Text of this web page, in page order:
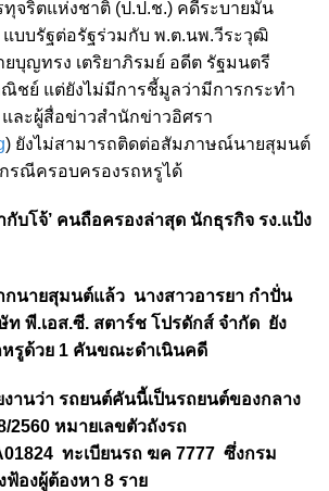
จริตแห่งชาติ (ป.ป.ช.) คดีระบายมัน
แบบรัฐต่อรัฐร่วมกับ พ.ต.นพ.วีระวุฒิ
บุญทรง เตริยาภิรมย์ อดีต รัฐมนตรี
ณิชย์ แต่ยังไม่มีการชี้มูลว่ามีการกระทำ
ละผู้สื่อข่าวสำนักข่าวอิศรา
) ยังไม่สามารถติดต่อสัมภาษณ์นายสุมนต์
รณีครอบครองรถหรูได้
กับโจ้’ คนถือครองล่าสุด นักธุรกิจ รง.แป้ง
กนายสุมนต์แล้ว นางสาวอารยา กำปั่น
พี.เอส.ซี. สตาร์ช โปรดักส์ จำกัด ยัง
หรูด้วย 1 คันขณะดำเนินคดี
านว่า รถยนต์คันนี้เป็นรถยนต์ของกลาง
2560 หมายเลขตัวถังรถ
ทะเบียนรถ ฆค 7777 ซึ่งกรม
องผู้ต้องหา 8 ราย